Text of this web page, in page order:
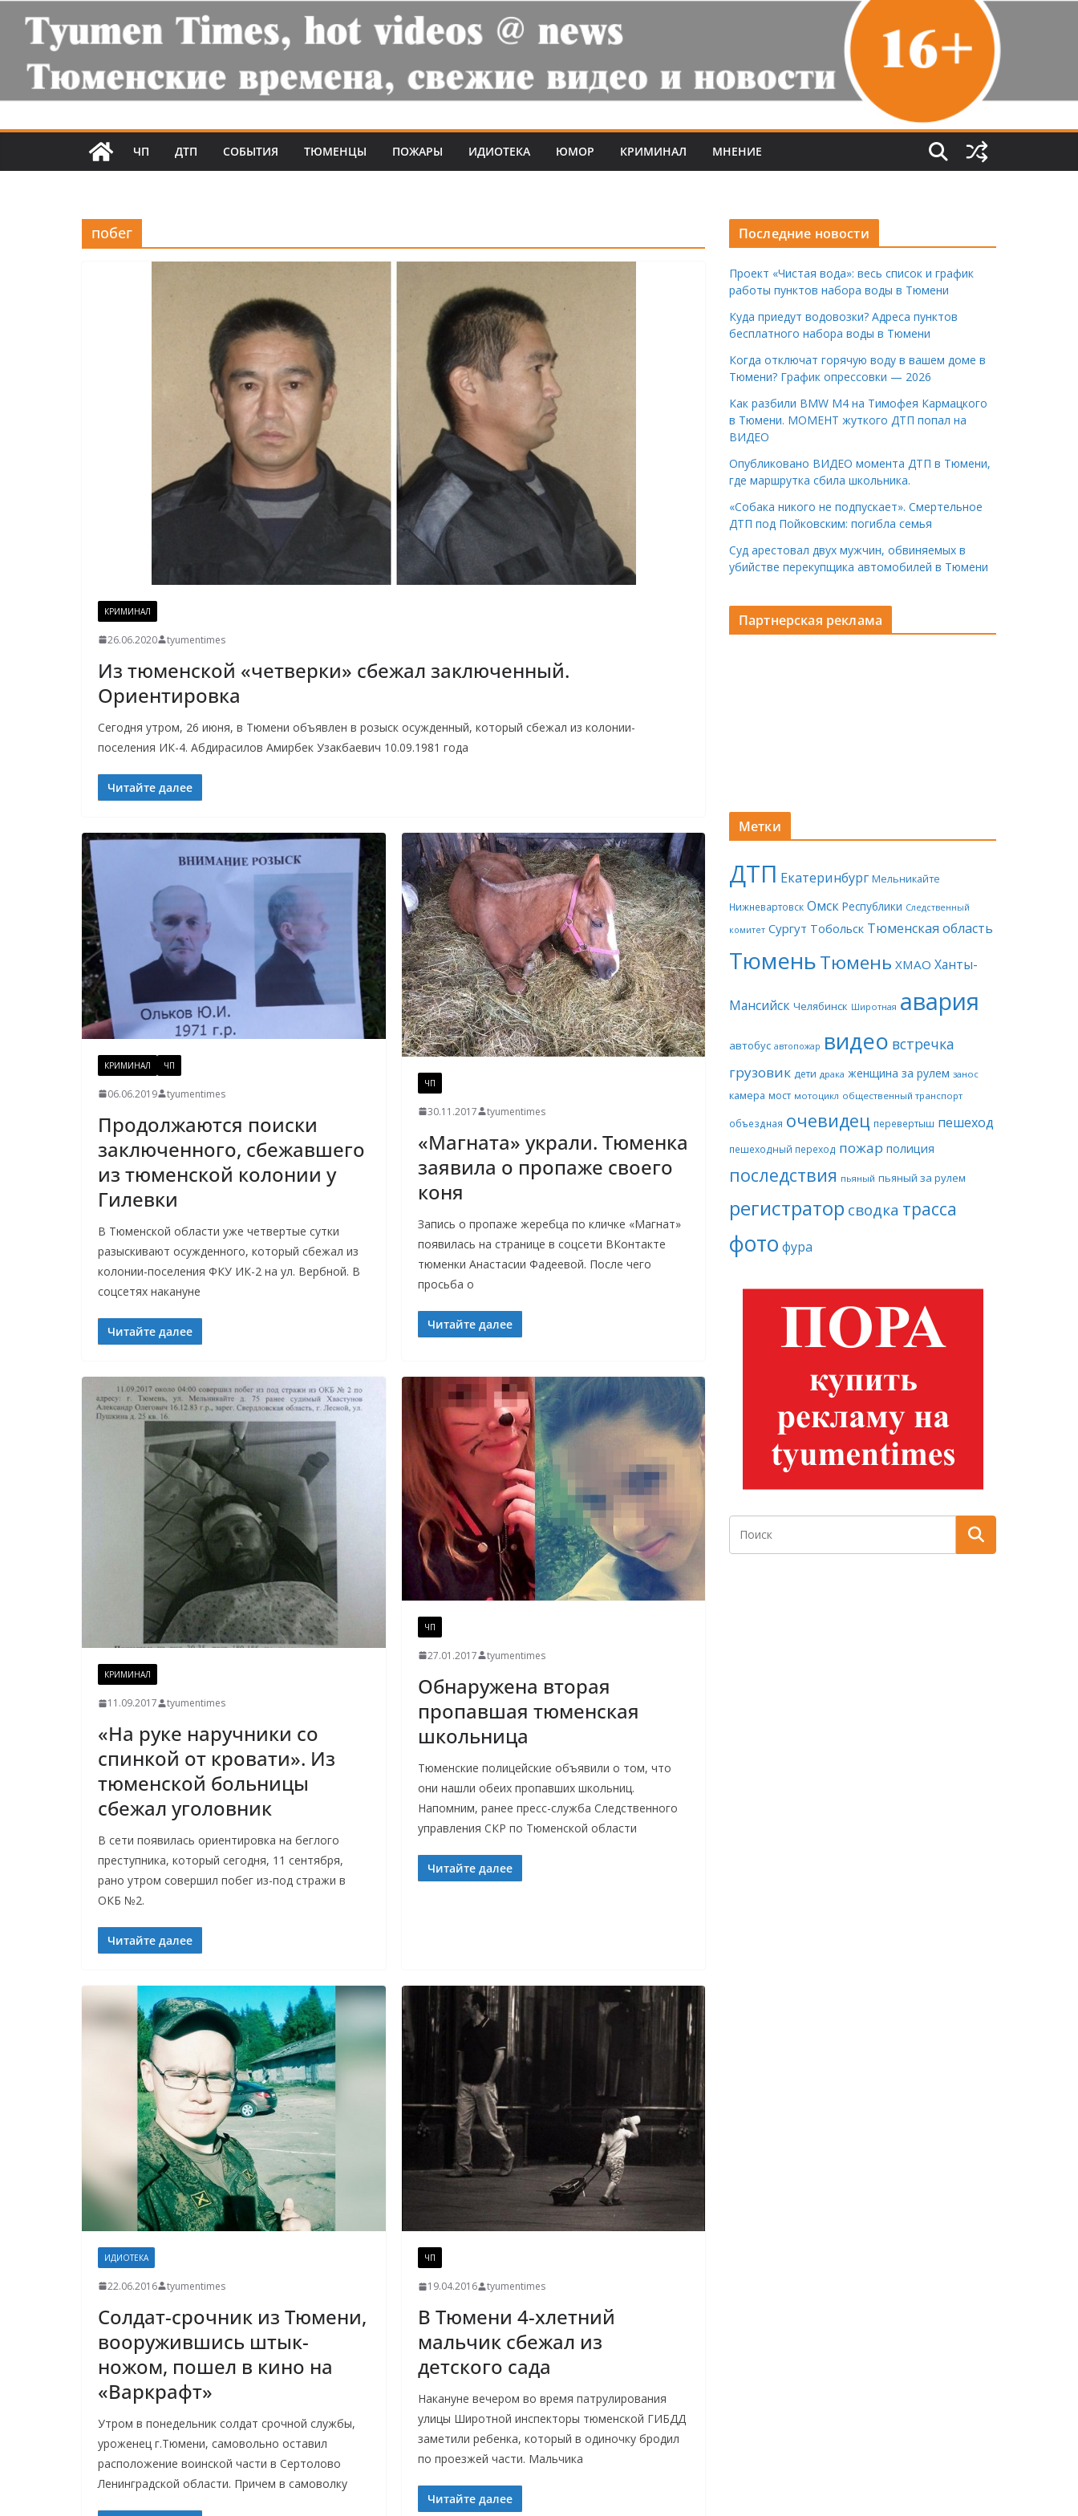
ЧП ДТП СОБЫТИЯ ТЮМЕНЦЫ ПОЖАРЫ ИДИОТЕКА ЮМОР КРИМИНАЛ МНЕНИЕ
побег
КРИМИНАЛ
26.06.2020 tyumentimes
Из тюменской «четверки» сбежал заключенный.
Ориентировка
Сегодня утром, 26 июня, в Тюмени объявлен в розыск осужденный, который сбежал из колонии-
поселения ИК-4. Абдирасилов Амирбек Узакбаевич 10.09.1981 года
Читайте далее
КРИМИНАЛ ЧП
06.06.2019 tyumentimes
Продолжаются поиски
заключенного, сбежавшего
из тюменской колонии у
Гилевки
В Тюменской области уже четвертые сутки
разыскивают осужденного, который сбежал из
колонии-поселения ФКУ ИК-2 на ул. Вербной. В
соцсетях накануне
Читайте далее
ЧП
30.11.2017 tyumentimes
«Магната» украли. Тюменка
заявила о пропаже своего
коня
Запись о пропаже жеребца по кличке «Магнат»
появилась на странице в соцсети ВКонтакте
тюменки Анастасии Фадеевой. После чего
просьба о
Читайте далее
КРИМИНАЛ
11.09.2017 tyumentimes
«На руке наручники со
спинкой от кровати». Из
тюменской больницы
сбежал уголовник
В сети появилась ориентировка на беглого
преступника, который сегодня, 11 сентября,
рано утром совершил побег из-под стражи в
ОКБ №2.
Читайте далее
ЧП
27.01.2017 tyumentimes
Обнаружена вторая
пропавшая тюменская
школьница
Тюменские полицейские объявили о том, что
они нашли обеих пропавших школьниц.
Напомним, ранее пресс-служба Следственного
управления СКР по Тюменской области
Читайте далее
ИДИОТЕКА
22.06.2016 tyumentimes
Солдат-срочник из Тюмени,
вооружившись штык-
ножом, пошел в кино на
«Варкрафт»
Утром в понедельник солдат срочной службы,
уроженец г.Тюмени, самовольно оставил
расположение воинской части в Сертолово
Ленинградской области. Причем в самоволку
ЧП
19.04.2016 tyumentimes
В Тюмени 4-хлетний
мальчик сбежал из
детского сада
Накануне вечером во время патрулирования
улицы Широтной инспекторы тюменской ГИБДД
заметили ребенка, который в одиночку бродил
по проезжей части. Мальчика
Читайте далее
Последние новости
Проект «Чистая вода»: весь список и график
работы пунктов набора воды в Тюмени
Куда приедут водовозки? Адреса пунктов
бесплатного набора воды в Тюмени
Когда отключат горячую воду в вашем доме в
Тюмени? График опрессовки — 2026
Как разбили BMW M4 на Тимофея Кармацкого
в Тюмени. МОМЕНТ жуткого ДТП попал на
ВИДЕО
Опубликовано ВИДЕО момента ДТП в Тюмени,
где маршрутка сбила школьника.
«Собака никого не подпускает». Смертельное
ДТП под Пойковским: погибла семья
Суд арестовал двух мужчин, обвиняемых в
убийстве перекупщика автомобилей в Тюмени
Партнерская реклама
Метки
ДТП Екатеринбург Мельникайте
Нижневартовск Омск Республики Следственный
комитет Сургут Тобольск Тюменская область
ТюменьТюмень ХМАО Ханты-
Мансийск Челябинск Широтная авария
автобус автопожар видео встречка
грузовик дети драка женщина за рулем занос
камера мост мотоцикл общественный транспорт
объездная очевидец перевертыш пешеход
пешеходный переход пожар полиция
последствия пьяный пьяный за рулем
регистратор сводка трасса
фото фура